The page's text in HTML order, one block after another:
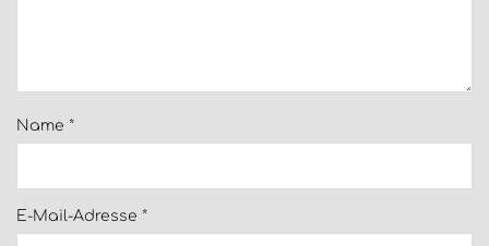
Name *
E-Mail-Adresse *